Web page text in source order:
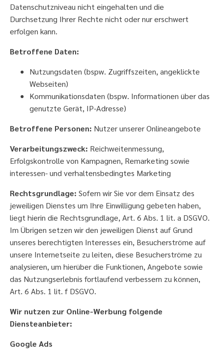
Datenschutzniveau nicht eingehalten und die
Durchsetzung Ihrer Rechte nicht oder nur erschwert
erfolgen kann.
Betroffene Daten:
Nutzungsdaten (bspw. Zugriffszeiten, angeklickte
Webseiten)
Kommunikationsdaten (bspw. Informationen über das
genutzte Gerät, IP-Adresse)
Betroffene Personen: Nutzer unserer Onlineangebote
Verarbeitungszweck: Reichweitenmessung,
Erfolgskontrolle von Kampagnen, Remarketing sowie
interessen- und verhaltensbedingtes Marketing
Rechtsgrundlage: Sofern wir Sie vor dem Einsatz des
jeweiligen Dienstes um Ihre Einwilligung gebeten haben,
liegt hierin die Rechtsgrundlage, Art. 6 Abs. 1 lit. a DSGVO.
Im Übrigen setzen wir den jeweiligen Dienst auf Grund
unseres berechtigten Interesses ein, Besucherströme auf
unsere Internetseite zu leiten, diese Besucherströme zu
analysieren, um hierüber die Funktionen, Angebote sowie
das Nutzungserlebnis fortlaufend verbessern zu können,
Art. 6 Abs. 1 lit. f DSGVO.
Wir nutzen zur Online-Werbung folgende
Diensteanbieter:
Google Ads